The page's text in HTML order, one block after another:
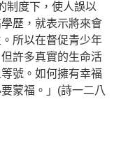
度下，使人誤以
歷，就表示將來會
所以在督促青少年
許多真實的生命活
號。如何擁有幸福
蒙福。」(詩一二八